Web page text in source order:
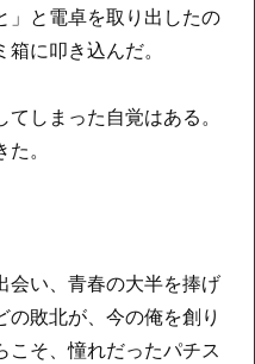
」と電卓を取り出したの
に叩き込んだ。
しまった自覚はある。
。
会い、青春の大半を捧げ
敗北が、今の俺を創り
そ、憧れだったパチス